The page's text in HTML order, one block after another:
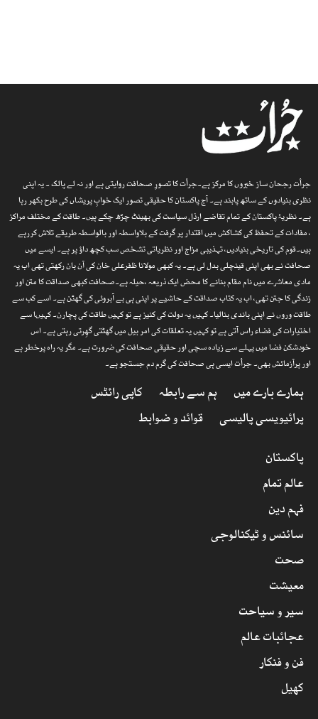
جرأت رجحان ساز خبروں کا مرکز ہے۔جرأت کا تصورِ صحافت روایتی ہے اور نہ لے پالک ۔ یہ اپنی
نظری بنیادوں کے ساتھ پابند ہے۔ آج پاکستان کا حقیقی تصور ایک خوابِ پریشاں کی طرح بکھر رہا
ہے۔ نظریۂ پاکستان کے تمام تقاضے ارذل سیاست کی بھینٹ چڑھ چکے ہیں۔ طاقت کے مختلف مراکز
، مفادات کے تحفظ کی کشاکش میں اقتدار پر گرفت کے بلاواسطہ اور بالواسطہ طریقے تلاش کررہے
ہیں۔قوم کی تاریخی بنیادیں، تہذیبی مزاج اور نظریاتی تشخص سب کچھ داؤ پر ہے۔ ایسے میں
صحافت نے بھی اپنی قینچلی بدل لی ہے۔ یہ کبھی مولانا ظفرعلی خان کی آن بان رکھتی تھی اب یہ
مادی معاشرے میں نام مقام بنانے کا محض ایک ذریعہ ،حیلہ ہے۔صحافت کبھی صداقت کا متن اور
زندگی کا جتن تھی، اب یہ کتاب صداقت کے حاشیے پر اپنی ہی بے آبروئی کی گھٹن ہے۔ اسے کب سے
طاقت وروں نے اپنی باندی بنالیا۔ کہیں یہ دولت کی کنیز ہے تو کہیں طاقت کی پچارن۔ کہیںا سے
اختیارات کی فضاء راس آتی ہے تو کہیں یہ تعلقات کی امر بیل میں گھٹتی گھِرتی رہتی ہے۔ اس
خودشکن فضا میں پہلے سے زیادہ سچی اور حقیقی صحافت کی ضرورت ہے۔ مگر یہ راہ پرخطر ہے
اور پرآزمائش بھی۔ جرأت ایسی ہی صحافت کی گرم دم جستجو ہے۔
ہمارے بارے میں ہم سے رابطہ
کاپی رائٹس
پرائیویسی پالیسی
قوائد و ضوابط
پاکستان
عالم تمام
فہم دین
سائنس و ٹیکنالوجی
صحت
معیشت
سیر و سیاحت
عجائبات عالم
فن و فنکار
کھیل